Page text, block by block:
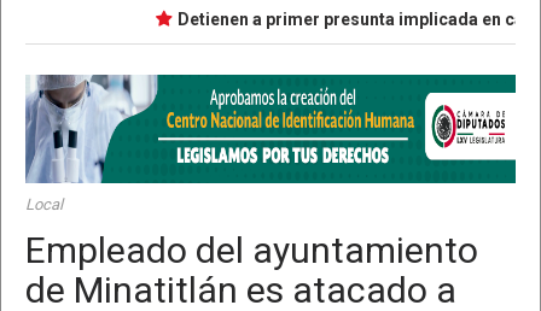
Detienen a primer presunta implicada en caso
Local
Empleado del ayuntamiento
de Minatitlán es atacado a